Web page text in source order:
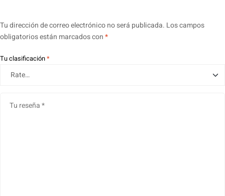
Tu dirección de correo electrónico no será publicada. Los campos
obligatorios están marcados con*
Tu clasificación*